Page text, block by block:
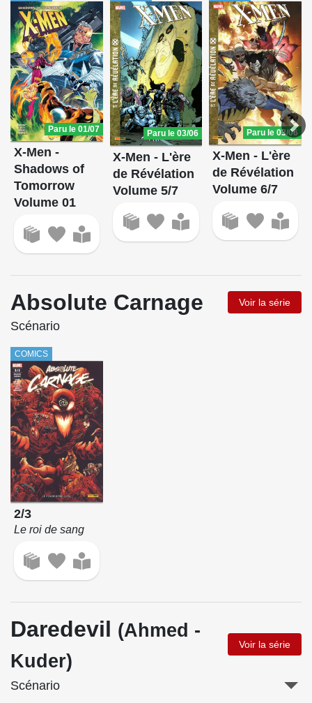
Paru le 01/07
X-Men -
Shadows of
Tomorrow
Volume 01
Paru le 03/06
X-Men - L'ère
de Révélation
Volume 5/7
Paru le 03/06
X-Men - L'ère
de Révélation
Volume 6/7
Absolute Carnage Voir la série
Scénario
COMICS
2/3
Le roi de sang
Daredevil (Ahmed -
Kuder)
Voir la série
Scénario